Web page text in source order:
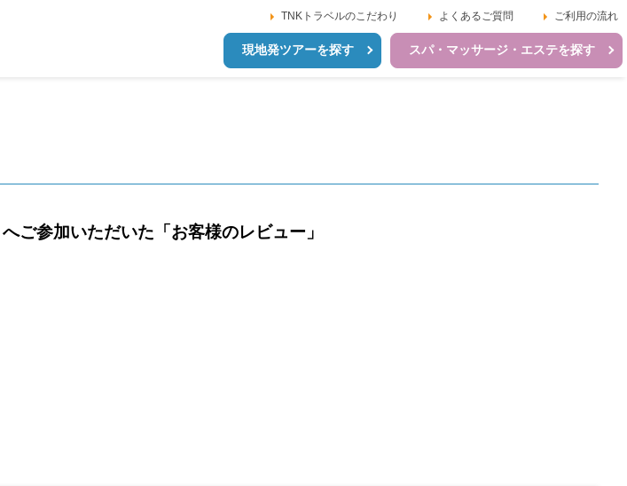
TNKトラベルのこだわり よくあるご質問 ご利用の流れ
現地発ツアーを探す スパ・マッサージ・エステを探す
へご参加いただいた「お客様のレビュー」